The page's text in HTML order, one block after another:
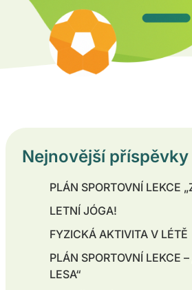
Nejnovější příspěvky
PLÁN SPORTOVNÍ LEKCE
LETNÍ JÓGA!
FYZICKÁ AKTIVITA V LÉTĚ
PLÁN SPORTOVNÍ LEKCE
LESA“